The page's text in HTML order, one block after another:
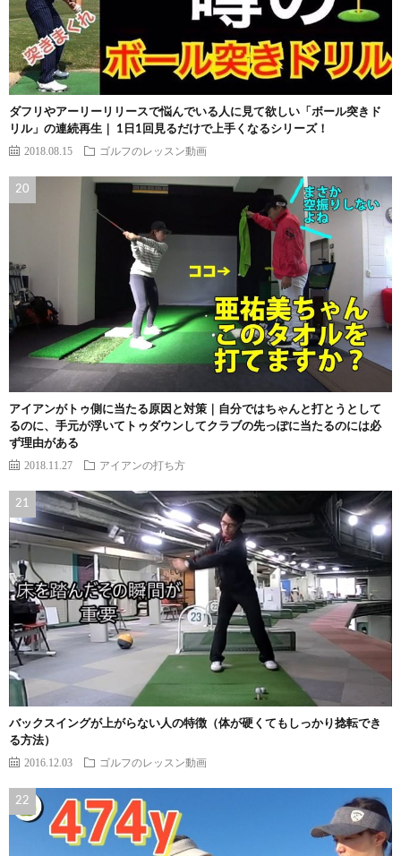
ダフリやアーリーリリースで悩んでいる人に見て欲しい「ボール突きド
リル」の連続再生｜ 1日1回見るだけで上手くなるシリーズ！
2018.08.15 ゴルフのレッスン動画
アイアンがトゥ側に当たる原因と対策｜自分ではちゃんと打とうとして
るのに、手元が浮いてトゥダウンしてクラブの先っぽに当たるのには必
ず理由がある
2018.11.27 アイアンの打ち方
バックスイングが上がらない人の特徴（体が硬くてもしっかり捻転でき
る方法）
2016.12.03 ゴルフのレッスン動画